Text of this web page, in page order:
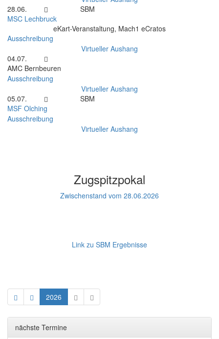
28.06.
SBM
MSC Lechbruck
eKart-Veranstaltung, Mach1 eCratos
Ausschreibung
Virtueller Aushang
04.07.
AMC Bernbeuren
Ausschreibung
Virtueller Aushang
05.07.
SBM
MSF Olching
Ausschreibung
Virtueller Aushang
Zugspitzpokal
Zwischenstand vom 28.06.2026
Link zu SBM Ergebnisse
2026
nächste Termine